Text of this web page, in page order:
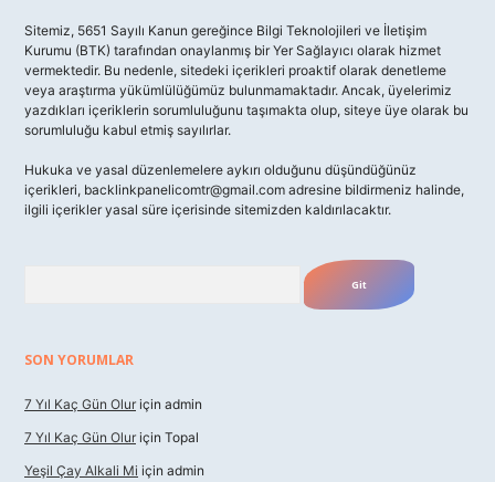
Sitemiz, 5651 Sayılı Kanun gereğince Bilgi Teknolojileri ve İletişim
Kurumu (BTK) tarafından onaylanmış bir Yer Sağlayıcı olarak hizmet
vermektedir. Bu nedenle, sitedeki içerikleri proaktif olarak denetleme
veya araştırma yükümlülüğümüz bulunmamaktadır. Ancak, üyelerimiz
yazdıkları içeriklerin sorumluluğunu taşımakta olup, siteye üye olarak bu
sorumluluğu kabul etmiş sayılırlar.
Hukuka ve yasal düzenlemelere aykırı olduğunu düşündüğünüz
içerikleri, backlinkpanelicomtr@gmail.com adresine bildirmeniz halinde,
ilgili içerikler yasal süre içerisinde sitemizden kaldırılacaktır.
SON YORUMLAR
7 Yıl Kaç Gün Olur için admin
7 Yıl Kaç Gün Olur için Topal
Yeşil Çay Alkali Mi için admin